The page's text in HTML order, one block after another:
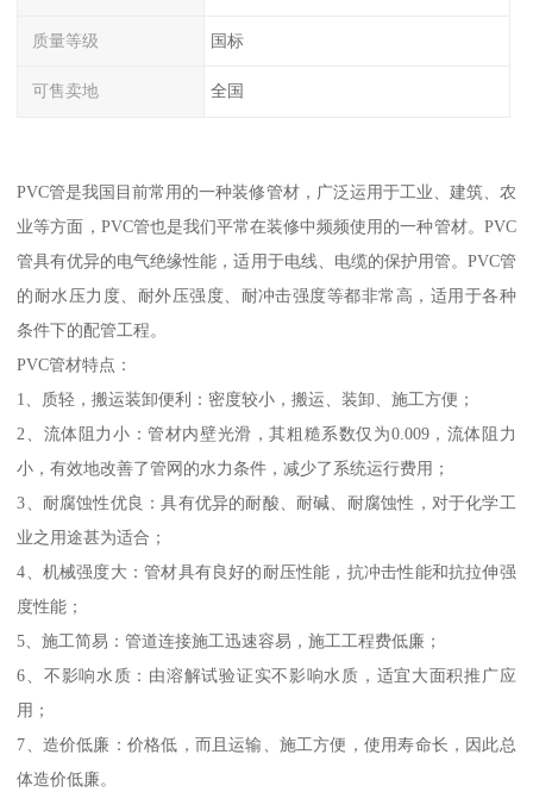
质量等级 国标
可售卖地 全国
PVC管是我国目前常用的一种装修管材，广泛运用于工业、建筑、农
业等方面，PVC管也是我们平常在装修中频频使用的一种管材。PVC
管具有优异的电气绝缘性能，适用于电线、电缆的保护用管。PVC管
的耐水压力度、耐外压强度、耐冲击强度等都非常高，适用于各种
条件下的配管工程。
PVC管材特点：
1、质轻，搬运装卸便利：密度较小，搬运、装卸、施工方便；
2、流体阻力小：管材内壁光滑，其粗糙系数仅为0.009，流体阻力
小，有效地改善了管网的水力条件，减少了系统运行费用；
3、耐腐蚀性优良：具有优异的耐酸、耐碱、耐腐蚀性，对于化学工
业之用途甚为适合；
4、机械强度大：管材具有良好的耐压性能，抗冲击性能和抗拉伸强
度性能；
5、施工简易：管道连接施工迅速容易，施工工程费低廉；
6、不影响水质：由溶解试验证实不影响水质，适宜大面积推广应
用；
7、造价低廉：价格低，而且运输、施工方便，使用寿命长，因此总
体造价低廉。